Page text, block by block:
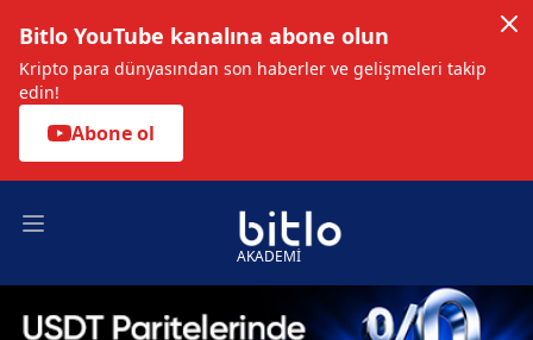
Bitlo YouTube kanalına abone olun
Kripto para dünyasından son haberler ve gelişmeleri takip
edin!
Abone ol
Open main menu
AKADEMİ